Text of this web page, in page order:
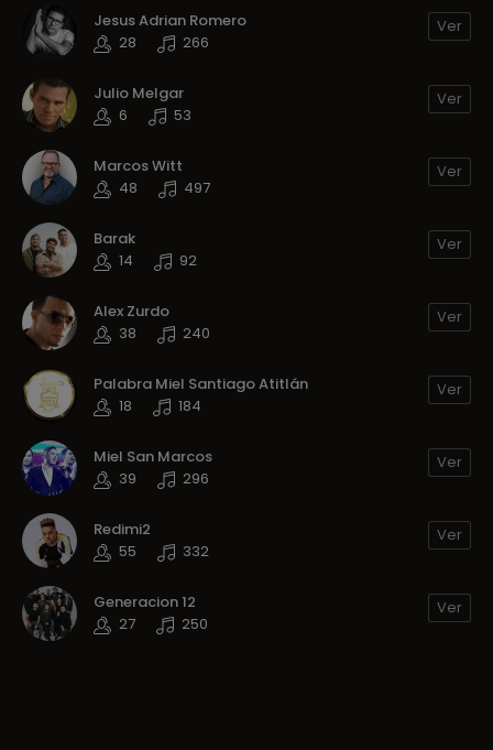
Jesus Adrian Romero
28
266
Ver
Julio Melgar
6
53
Ver
Marcos Witt
48
497
Ver
Barak
14
92
Ver
Alex Zurdo
38
240
Ver
Palabra Miel Santiago Atitlán
18
184
Ver
Miel San Marcos
39
296
Ver
Redimi2
55
332
Ver
Generacion 12
27
250
Ver